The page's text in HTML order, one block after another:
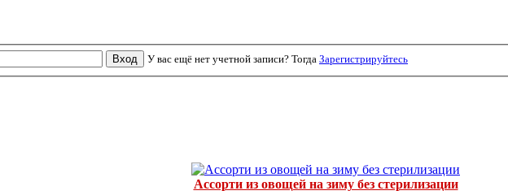
У вас ещё нет учетной записи? Тогда Зарегистрируйтесь
Ассорти из овощей на зиму без стерилизации